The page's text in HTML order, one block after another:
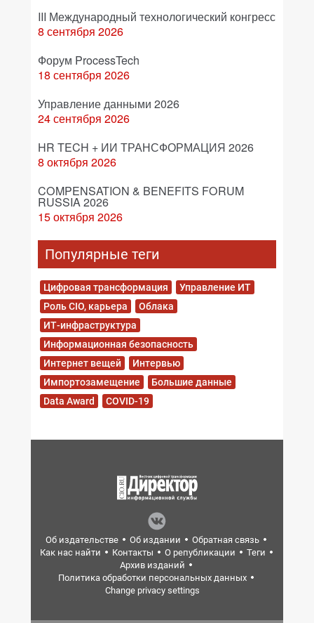
III Международный технологический конгресс
8 сентября 2026
Форум ProcessTech
18 сентября 2026
Управление данными 2026
24 сентября 2026
HR TECH + ИИ ТРАНСФОРМАЦИЯ 2026
8 октября 2026
COMPENSATION & BENEFITS FORUM
RUSSIA 2026
15 октября 2026
Популярные теги
Цифровая трансформация
Управление ИТ
Роль CIO, карьера
Облака
ИТ-инфраструктура
Информационная безопасность
Интернет вещей
Интервью
Импортозамещение
Большие данные
Data Award
COVID-19
Об издательстве Об издании
Обратная связь
Как нас найти
Контакты О републикации
Теги
Архив изданий
Политика обработки персональных данных
Change privacy settings